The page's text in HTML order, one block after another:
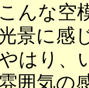
んな空
景に感
はり、
囲気の